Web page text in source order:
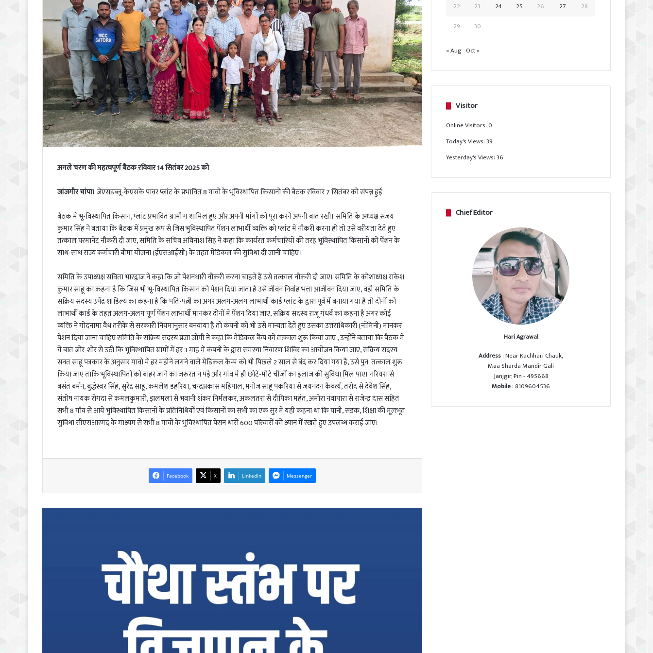
अगले चरण की महत्वपूर्ण बैठक रविवार 14 सितंबर 2025 को
जांजगीर चांपा। जेएसडब्लू-केएसके पावर प्लांट के प्रभावित 8 गावो के भूविस्थापित किसानो की बैठक रविवार 7 सितंबर को संपन्न हुई
बैठक में भू-विस्थापित किसान, प्लांट प्रभावित ग्रामीण शामिल हुए और अपनी मांगों को पूरा करने अपनी बात रखी। समिति के अध्यक्ष संजय
कुमार सिंह ने बताया कि बैठक में प्रमुख रूप से जिस भुविस्थापित पेंशन लाभार्थी व्यक्ति को प्लांट में नौकरी करना हो तो उसे वरीयता देते हुए
तत्काल परमानेंट नौकरी दी जाए, समिति के सचिव अविनाश सिंह ने कहा कि कार्यरत कर्मचारियों की तरह भूविस्थापित किसानों को पेंशन के
साथ-साथ राज्य कर्मचारी बीमा योजना (ईएसआईसी) के तहत मेडिकल की सुविधा दी जानी चाहिए।
समिति के उपाध्यक्ष सविता भारद्वाज ने कहा कि जो पेंशनधारी नौकरी करना चाहते हैं उसे तत्काल नौकरी दी जाए। समिति के कोशाध्यक्ष राकेश
कुमार साहू का कहना है कि जिस भी भू-विस्थापित किसान को पेंशन दिया जाता है उसे जीवन निर्वाह भत्ता आजीवन दिया जाए, वही समिति के
सक्रिय सदस्य उपेंद्र शांडिल्य का कहना है कि पति-पत्नी का अगर अलग-अलग लाभार्थी कार्ड प्लांट के द्वारा पूर्व में बनाया गया है तो दोनों को
लाभार्थी कार्ड के तहत अलग-अलग पूर्ण पेंशन लाभार्थी मानकर दोनों में पेंशन दिया जाए, सक्रिय सदस्य राजू गंधर्व का कहना है अगर कोई
व्यक्ति ने गोदनामा वैध तरीके से सरकारी नियमानुसार बनवाया है तो कंपनी को भी उसे मान्यता देते हुए उसका उत्तराधिकारी (नॉमिनी) मानकर
पेंशन दिया जाना चाहिए समिति के सक्रिय सदस्य प्रजा जोगी ने कहा कि मेडिकल कैंप को तत्काल शुरू किया जाए , उन्होंने बताया कि बैठक में
ये बात जोर-शोर से उठी कि भूविस्थापित ग्रामों में हर 3 माह में कंपनी के द्वारा समस्या निवारण शिविर का आयोजन किया जाए, सक्रिय सदस्य
सनत साहू पत्रकार के अनुसार गावों में हर महीने लगने वाले मेडिकल कैम्प को भी पिछले 2 साल से बंद कर दिया गया है, उसे पुन: तत्काल शुरू
किया जाए ताकि भूविस्थापितों को बाहर जाने का जरूरत न पड़े और गांव मे ही छोटे-मोटे चीजों का इलाज की सुविधा मिल पाए। नरियरा से
बसंत बर्मन, बुद्धेस्वर सिंह, सुरेंद्र साहू, कमलेश डहरिया, चन्द्रप्रकास महिपाल, मनोज साहू पकरिया से जयनंदन कैवर्त्य, तरोद से देवेश सिंह,
संतोष नायक रोगदा से कमलकुमारी, झलमला से भवानी शंकर निर्मलकर, अकलतरा से दीपिका महंत, अमोरा नवापारा से राजेन्द्र दास सहित
सभी 8 गाँव से आये भुविस्थापित किसानों के प्रतिनिधियों एवं किसानों का सभी का एक सुर में यही कहना था कि पानी, सड़क, शिक्षा की मूलभूत
सुविधा सीएसआरमद के माध्यम से सभी 8 गावो के भुविस्थापित पेंसन धारी 600 परिवारों को ध्यान में रखते हुए उपलब्ध कराई जाए।
Facebook X LinkedIn Messenger
22 23 24 25 26 27
28
29
30
« Aug Oct »
Visitor
Online Visitors:0
Today's Views:39
Yesterday's Views:36
Chief Editor
Hari Agrawal
Address: Near Kachhari Chauk,
Maa Sharda Mandir Gali
Janjgir, Pin - 495668
Mobile: 8109604536